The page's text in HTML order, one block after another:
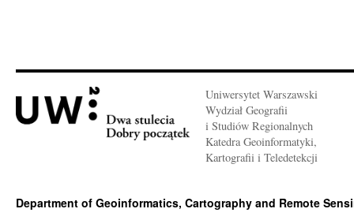
Uniwersytet Warszawski
Wydział Geografii
i Studiów Regionalnych
Katedra Geoinformatyki,
Kartografii i Teledetekcji
Department of Geoinformatics, Cartography and Remote